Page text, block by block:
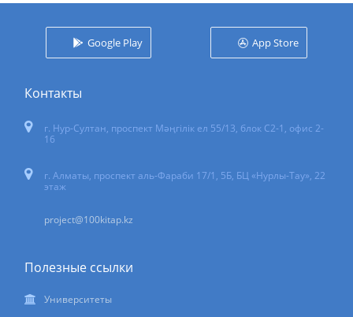
Google Play App Store
Контакты
г. Нур-Султан, проспект Мәңгілік ел 55/13, блок С2-1, офис 2-
16
г. Алматы, проспект аль-Фараби 17/1, 5Б, БЦ «Нурлы-Тау», 22
этаж
project@100kitap.kz
Полезные ссылки
Университеты